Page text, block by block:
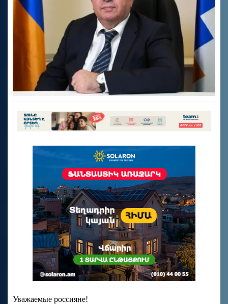
Уважаемые россияне!